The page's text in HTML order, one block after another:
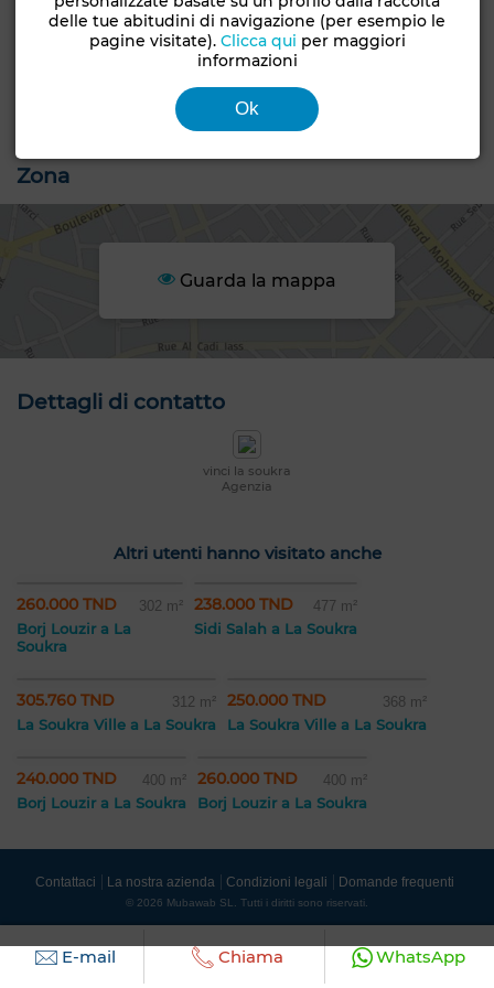
Costruibilità
R+2
Consegna
Sui piani
Zona
Guarda la mappa
Dettagli di contatto
vinci la soukra
Agenzia
Altri utenti hanno visitato anche
260.000 TND 302 m²
Borj Louzir a La
Soukra
238.000 TND 477 m²
Sidi Salah a La Soukra
305.760 TND 312 m²
La Soukra Ville a La Soukra
250.000 TND 368 m²
La Soukra Ville a La Soukra
240.000 TND 400 m²
Borj Louzir a La Soukra
260.000 TND 400 m²
Borj Louzir a La Soukra
E-mail Chiama WhatsApp
Contattaci La nostra azienda Condizioni legali Domande frequenti
© 2026 Mubawab SL. Tutti i diritti sono riservati.
delle tue abitudini di navigazione (per esempio le
pagine visitate). Clicca qui per maggiori
informazioni
Ok